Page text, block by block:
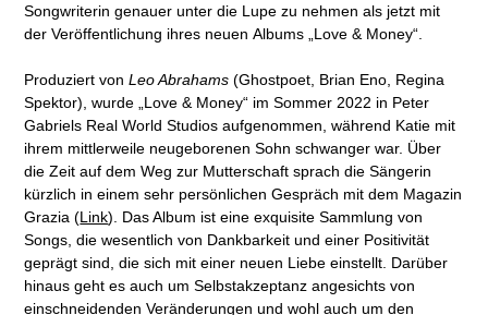
Songwriterin genauer unter die Lupe zu nehmen als jetzt mit
der Veröffentlichung ihres neuen Albums „Love & Money“.
Produziert vonLeo Abrahams (Ghostpoet, Brian Eno, Regina
Spektor), wurde „Love & Money“ im Sommer 2022 in Peter
Gabriels Real World Studios aufgenommen, während Katie mit
ihrem mittlerweile neugeborenen Sohn schwanger war. Über
die Zeit auf dem Weg zur Mutterschaft sprach die Sängerin
kürzlich in einem sehr persönlichen Gespräch mit dem Magazin
Grazia (Link). Das Album ist eine exquisite Sammlung von
Songs, die wesentlich von Dankbarkeit und einer Positivität
geprägt sind, die sich mit einer neuen Liebe einstellt. Darüber
hinaus geht es auch um Selbstakzeptanz angesichts von
einschneidenden Veränderungen und wohl auch um den